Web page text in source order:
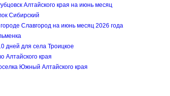
Алтайского края на июнь месяц
Сибирский
Славгород на июнь месяц 2026 года
дней для села Троицкое
Алтайского края
Южный Алтайского края